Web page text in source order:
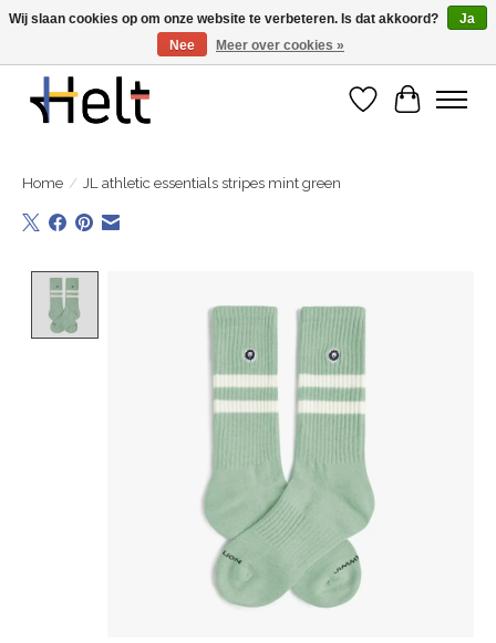
Ontdek de nieuwe collecties in store & online
Verlanglijst
Home / JL athletic essentials stripes mint green
Wij slaan cookies op om onze website te verbeteren. Is dat akkoord?
Ja
Nee
Meer over cookies »